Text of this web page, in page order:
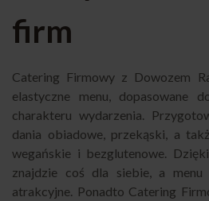
firm
Catering Firmowy z Dowozem
elastyczne menu, dopasowane
charakteru wydarzenia.
dania obiadowe, przekąski, a
wegańskie i bezglutenowe.
znajdzie coś dla siebie, a menu
atrakcyjne. Ponadto Catering